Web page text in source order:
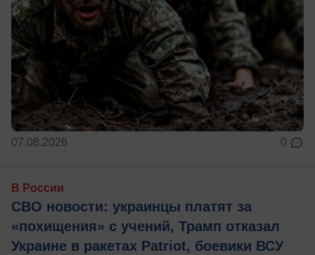
07.08.2026 0
В России
СВО новости: украинцы платят за
«похищения» с учений, Трамп отказал
Украине в ракетах Patriot, боевики ВСУ